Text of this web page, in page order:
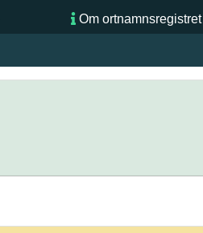
Om ortnamnsregistret